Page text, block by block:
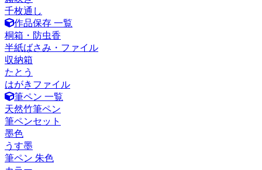
千枚通し
作品保存 一覧
桐箱・防虫香
半紙ばさみ・ファイル
収納箱
たとう
はがきファイル
筆ペン 一覧
天然竹筆ペン
筆ペンセット
墨色
うす墨
筆ペン 朱色